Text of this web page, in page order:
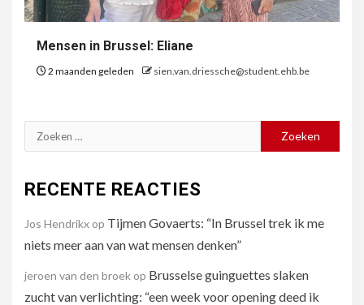
Mensen in Brussel: Eliane
2 maanden geleden sien.van.driessche@student.ehb.be
Zoeken
naar:
RECENTE REACTIES
Jos Hendrikx op Tijmen Govaerts: “In Brussel trek ik me
niets meer aan van wat mensen denken”
jeroen van den broek op Brusselse guinguettes slaken
zucht van verlichting: “een week voor opening deed ik